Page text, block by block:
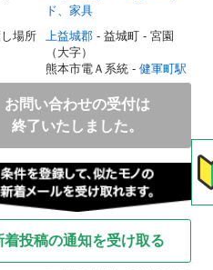
ド、家具
場所
上益城郡 - 益城町 - 宮園
（大字）
熊本市電Ａ系統 - 健軍町駅
お問い合わせの受付は
終了いたしました。
着投稿の通知を受け取る